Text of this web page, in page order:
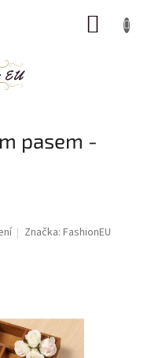
pasem -
Značka:FashionEU